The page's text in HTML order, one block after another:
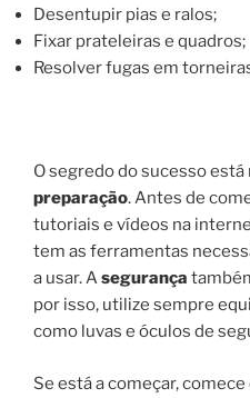
Desentupir pias e ralos;
Fixar prateleiras e quadros;
Resolver fugas em
O segredo do sucesso está
preparação. Antes de
tutoriais e vídeos na
tem as ferramentas
a usar. Asegurança
por isso, utilize sempre
como luvas e óculos de
Se está a começar,